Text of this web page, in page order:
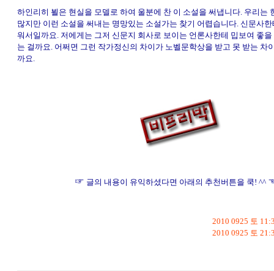
하인리히 뵐은 현실을 모델로 하여 울분에 찬 이 소설을 써냅니다. 우리는
많지만 이런 소설을 써내는 명망있는 소설가는 찾기 어렵습니다. 신문사
워서일까요. 저에게는 그저 신문지 회사로 보이는 언론사한테 밉보여 좋
는 걸까요. 어쩌면 그런 작가정신의 차이가 노벨문학상을 받고 못 받는 차
까요.
글의 내용이 유익하셨다면 아래의 추천버튼을 쿡! ^^☜
2010 0925 토
2010 0925 토